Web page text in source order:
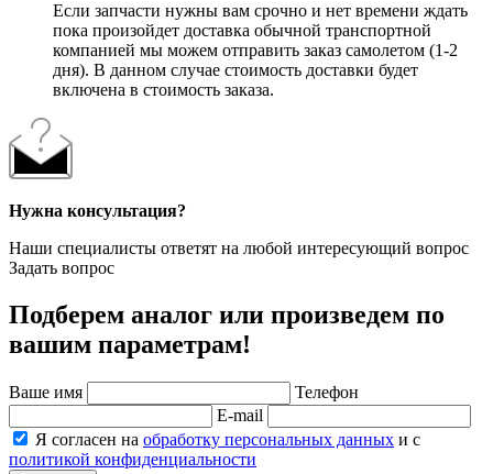
Если запчасти нужны вам срочно и нет времени ждать
пока произойдет доставка обычной транспортной
компанией мы можем отправить заказ самолетом (1-2
дня). В данном случае стоимость доставки будет
включена в стоимость заказа.
Нужна консультация?
Наши специалисты ответят на любой интересующий вопрос
Задать вопрос
Подберем аналог или произведем по
вашим параметрам!
Ваше имя
Телефон
E-mail
Я согласен на обработку персональных данных и с
политикой конфиденциальности